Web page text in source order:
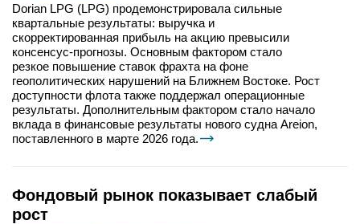
Dorian LPG (LPG) продемонстрировала сильные
квартальные результаты: выручка и
скорректированная прибыль на акцию превысили
консенсус-прогнозы. Основным фактором стало
резкое повышение ставок фрахта на фоне
геополитических нарушений на Ближнем Востоке. Рост
доступности флота также поддержал операционные
результаты. Дополнительным фактором стало начало
вклада в финансовые результаты нового судна Areion,
поставленного в марте 2026 года.
Фондовый рынок показывает слабый
рост